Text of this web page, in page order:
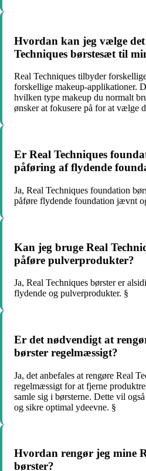
Hvordan kan jeg vælge
Techniques børstesæt til
Real Techniques tilbyder
forskellige makeup-applikationer.
hvilken type makeup du normalt
ønsker at fokusere på for at vælge
Er Real Techniques
påføring af flydende
Ja, Real Techniques foundation
påføre flydende foundation jævnt
Kan jeg bruge Real
påføre pulverprodukter?
Ja, Real Techniques børster er
flydende og pulverprodukter. §
Er det nødvendigt at
børster regelmæssigt?
Ja, det anbefales at rengøre Real
regelmæssigt for at fjerne
samle sig i børsterne. Dette vil
og sikre optimal ydeevne. §
Hvordan rengør jeg mine
børster?